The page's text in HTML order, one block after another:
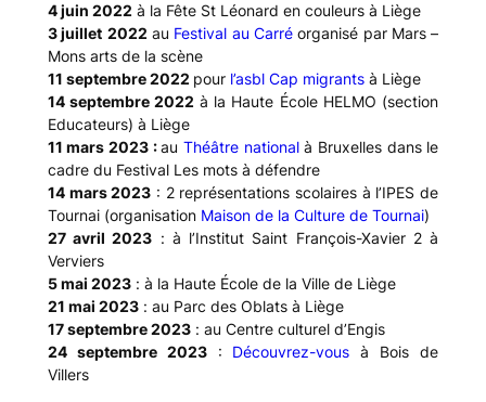
4 juin 2022 à la Fête St Léonard en couleurs à Liège
3 juillet 2022 au Festival au Carréorganisé par Mars –
Mons arts de la scène
11 septembre 2022 pour l’asbl Cap migrantsà Liège
14 septembre 2022 à la Haute École HELMO (section
Educateurs) à Liège
11 mars 2023 :auThéâtre nationalà Bruxelles dans le
cadre du Festival Les mots à défendre
14 mars 2023 : 2 représentations scolaires à l’IPES de
Tournai (organisation Maison de la Culture de Tournai)
27 avril 2023 : à l’Institut Saint François-Xavier 2 à
Verviers
5 mai 2023: à la Haute École de la Ville de Liège
21 mai 2023: au Parc des Oblats à Liège
17 septembre 2023: au Centre culturel d’Engis
24 septembre 2023: Découvrez-vous à Bois de
Villers